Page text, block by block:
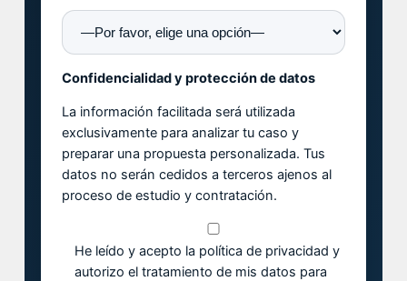
Confidencialidad y protección de datos
La información facilitada será utilizada
exclusivamente para analizar tu caso y
preparar una propuesta personalizada. Tus
datos no serán cedidos a terceros ajenos al
proceso de estudio y contratación.
He leído y acepto la política de privacidad y
autorizo el tratamiento de mis datos para